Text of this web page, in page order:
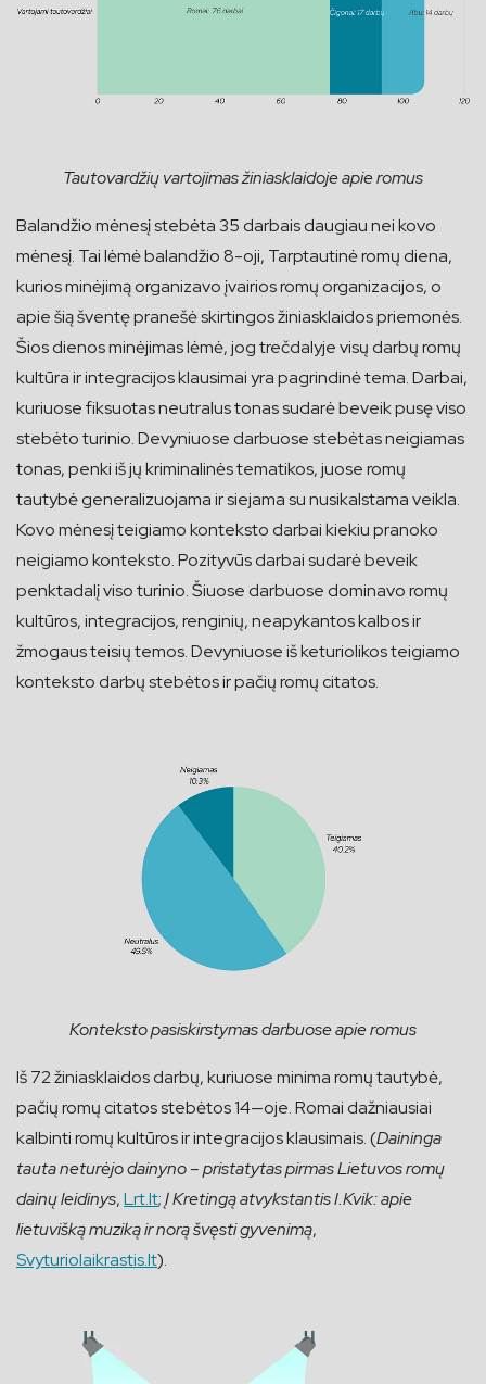
Tautovardžių vartojimas žiniasklaidoje apie romus
Balandžio mėnesį stebėta 35 darbais daugiau nei kovo
mėnesį. Tai lėmė balandžio 8-oji, Tarptautinė romų diena,
kurios minėjimą organizavo įvairios romų organizacijos, o
apie šią šventę pranešė skirtingos žiniasklaidos priemonės.
Šios dienos minėjimas lėmė, jog trečdalyje visų darbų romų
kultūra ir integracijos klausimai yra pagrindinė tema. Darbai,
kuriuose fiksuotas neutralus tonas sudarė beveik pusę viso
stebėto turinio. Devyniuose darbuose stebėtas neigiamas
tonas, penki iš jų kriminalinės tematikos, juose romų
tautybė generalizuojama ir siejama su nusikalstama veikla.
Kovo mėnesį teigiamo konteksto darbai kiekiu pranoko
neigiamo konteksto. Pozityvūs darbai sudarė beveik
penktadalį viso turinio. Šiuose darbuose dominavo romų
kultūros, integracijos, renginių, neapykantos kalbos ir
žmogaus teisių temos. Devyniuose iš keturiolikos teigiamo
konteksto darbų stebėtos ir pačių romų citatos.
Konteksto pasiskirstymas darbuose apie romus
Iš 72 žiniasklaidos darbų, kuriuose minima romų tautybė,
pačių romų citatos stebėtos 14—oje. Romai dažniausiai
kalbinti romų kultūros ir integracijos klausimais. (Daininga
tauta neturėjo dainyno – pristatytas pirmas Lietuvos romų
dainų leidinys,Lrt.lt;Į Kretingą atvykstantis I.Kvik: apie
lietuvišką muziką ir norą švęsti gyvenimą,
Svyturiolaikrastis.lt).